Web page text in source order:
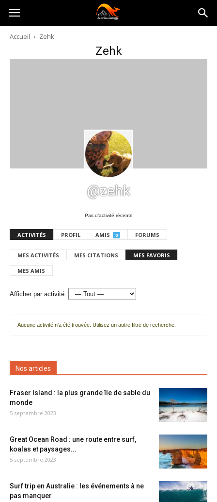
Australia-
australie.com
Accueil Zehk
Zehk
@zehk
Pas d’activité récente
ACTIVITÉS PROFIL AMIS 0 FORUMS
MES ACTIVITÉS MES CITATIONS MES FAVORIS
MES AMIS
Afficher par activité:
Aucune activité n'a été trouvée. Utilisez un autre filtre de recherche.
Nos articles
Fraser Island : la plus grande île de sable du
monde
5 septembre 2023
Great Ocean Road : une route entre surf,
koalas et paysages...
5 septembre 2023
Surf trip en Australie : les événements à ne
pas manquer